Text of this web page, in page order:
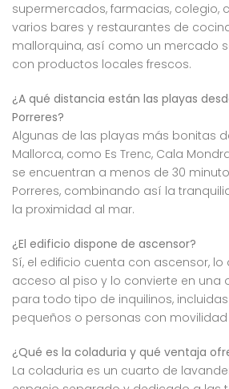
supermercados, farmacias, colegio,
varios bares y restaurantes de
mallorquina, así como un mercado
con productos locales frescos.
¿A qué distancia están las playas
Porreres?
Algunas de las playas más bonitas
Mallorca, como Es Trenc, Cala
se encuentran a menos de 30
Porreres, combinando así la
la proximidad al mar.
¿El edificio dispone de ascensor?
Sí, el edificio cuenta con ascensor, lo
acceso al piso y lo convierte en una
para todo tipo de inquilinos,
pequeños o personas con
¿Qué es la coladuria y qué ventaja
La coladuria es un cuarto de